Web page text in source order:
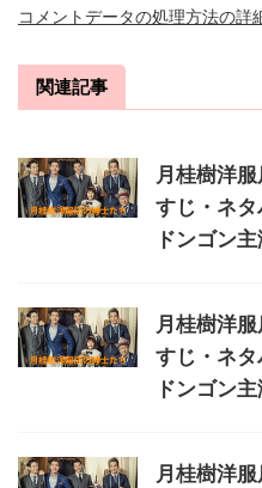
コメントデータの処理方法の
関連記事
月桂樹洋
すじ・ネ
ドンゴン
月桂樹洋
すじ・ネ
ドンゴン
月桂樹洋